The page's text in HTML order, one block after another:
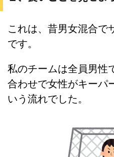
これは、昔男女混合で
です。
私のチームは全員男性
合わせで女性がキーパ
いう流れでした。